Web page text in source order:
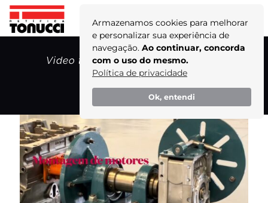
Armazenamos cookies para melhorar
e personalizar sua experiência de
navegação. Ao continuar, concorda
com o uso do mesmo.
Política de privacidade
Ok, entendi
Video thumbnail for youtube video
uyapz2oojr8
Home